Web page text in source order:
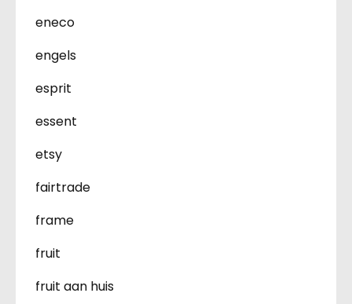
eneco
engels
esprit
essent
etsy
fairtrade
frame
fruit
fruit aan huis